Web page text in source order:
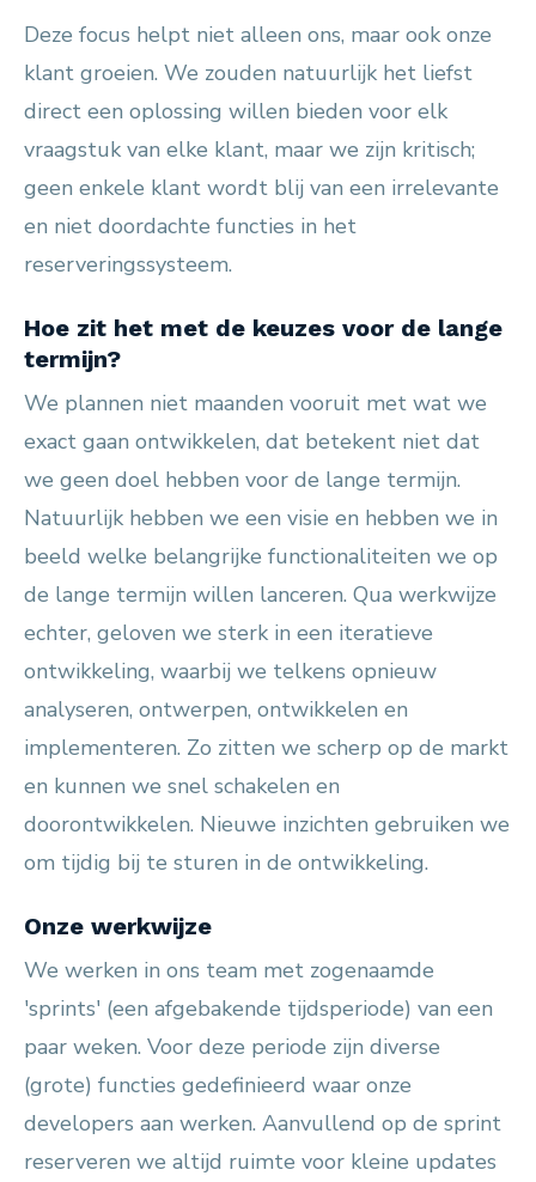
Deze focus helpt niet alleen ons, maar ook onze
klant groeien. We zouden natuurlijk het liefst
direct een oplossing willen bieden voor elk
vraagstuk van elke klant, maar we zijn kritisch;
geen enkele klant wordt blij van een irrelevante
en niet doordachte functies in het
reserveringssysteem.
Hoe zit het met de keuzes voor de lange
termijn?
We plannen niet maanden vooruit met wat we
exact gaan ontwikkelen, dat betekent niet dat
we geen doel hebben voor de lange termijn.
Natuurlijk hebben we een visie en hebben we in
beeld welke belangrijke functionaliteiten we op
de lange termijn willen lanceren. Qua werkwijze
echter, geloven we sterk in een iteratieve
ontwikkeling, waarbij we telkens opnieuw
analyseren, ontwerpen, ontwikkelen en
implementeren. Zo zitten we scherp op de markt
en kunnen we snel schakelen en
doorontwikkelen. Nieuwe inzichten gebruiken we
om tijdig bij te sturen in de ontwikkeling.
Onze werkwijze
We werken in ons team met zogenaamde
'sprints' (een afgebakende tijdsperiode) van een
paar weken. Voor deze periode zijn diverse
(grote) functies gedefinieerd waar onze
developers aan werken. Aanvullend op de sprint
reserveren we altijd ruimte voor kleine updates